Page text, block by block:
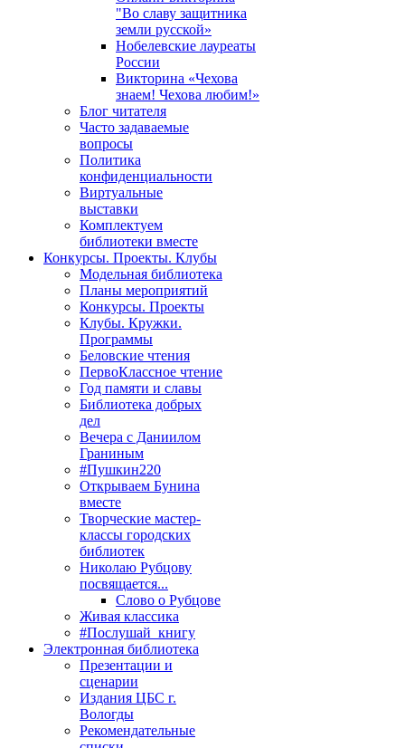
"Во славу защитника
земли русской»
Нобелевские лауреаты
России
Викторина «Чехова
знаем! Чехова любим!»
Блог читателя
Часто задаваемые
вопросы
Политика
конфиденциальности
Виртуальные
выставки
Комплектуем
библиотеки вместе
Конкурсы. Проекты. Клубы
Модельная библиотека
Планы мероприятий
Конкурсы. Проекты
Клубы. Кружки.
Программы
Беловские чтения
ПервоКлассное чтение
Год памяти и славы
Библиотека добрых
дел
Вечера с Даниилом
Граниным
#Пушкин220
Открываем Бунина
вместе
Творческие мастер-
классы городских
библиотек
Николаю Рубцову
посвящается...
Слово о Рубцове
Живая классика
#Послушай_книгу
Электронная библиотека
Презентации и
сценарии
Издания ЦБС г.
Вологды
Рекомендательные